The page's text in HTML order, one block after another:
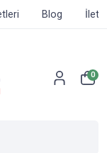
Blog
0